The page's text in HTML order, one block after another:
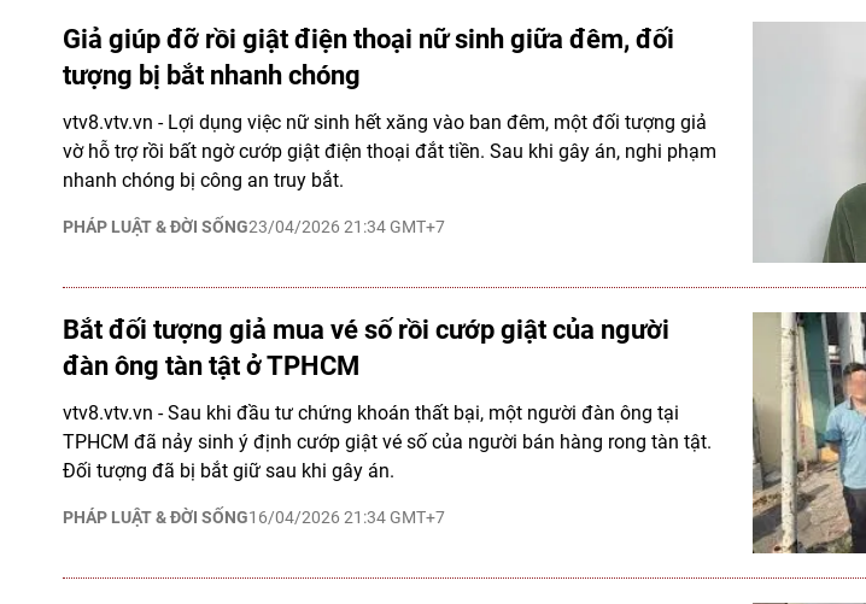
Giả giúp đỡ rồi giật điện thoại nữ sinh giữa đêm, đối
tượng bị bắt nhanh chóng
PHÁP LUẬT & ĐỜI SỐNG23/04/2026 21:34 GMT+7
vtv8.vtv.vn - Lợi dụng việc nữ sinh hết xăng vào ban đêm, một đối tượng giả
vờ hỗ trợ rồi bất ngờ cướp giật điện thoại đắt tiền. Sau khi gây án, nghi phạm
nhanh chóng bị công an truy bắt.
Bắt đối tượng giả mua vé số rồi cướp giật của người
đàn ông tàn tật ở TPHCM
PHÁP LUẬT & ĐỜI SỐNG16/04/2026 21:34 GMT+7
vtv8.vtv.vn - Sau khi đầu tư chứng khoán thất bại, một người đàn ông tại
TPHCM đã nảy sinh ý định cướp giật vé số của người bán hàng rong tàn tật.
Đối tượng đã bị bắt giữ sau khi gây án.